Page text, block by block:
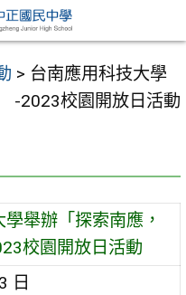
> 台南應用科技大學
-2023校園開放日活動
舉辦「探索南應，
校園開放日活動
日